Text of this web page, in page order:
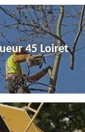
45 Loiret